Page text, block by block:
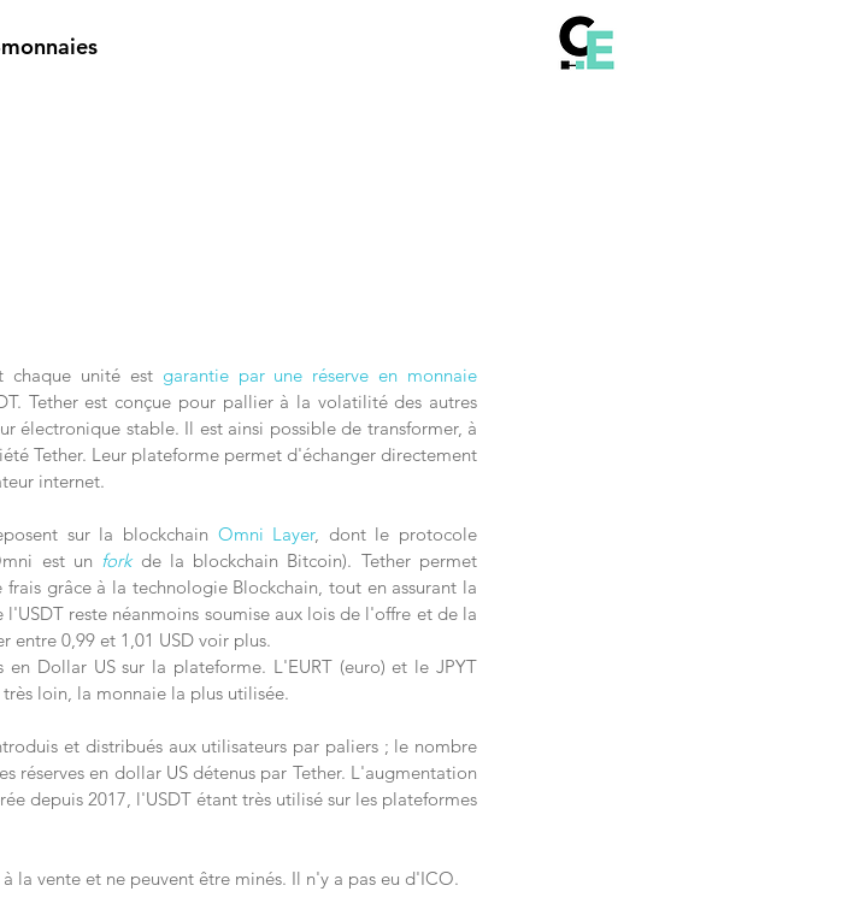
chaque unité est garantie par une réserve en monnaie
Tether est conçue pour pallier à la volatilité des autres
électronique stable. Il est ainsi possible de transformer, à
Tether. Leur plateforme permet d'échanger directement
internet.
sur la blockchain Omni Layer, dont le protocole
est un fork de la blockchain Bitcoin). Tether permet
grâce à la technologie Blockchain, tout en assurant la
reste néanmoins soumise aux lois de l'offre et de la
entre 0,99 et 1,01 USD voir plus.
Dollar US sur la plateforme. L'EURT (euro) et le JPYT
loin, la monnaie la plus utilisée.
et distribués aux utilisateurs par paliers ; le nombre
réserves en dollar US détenus par Tether. L'augmentation
depuis 2017, l'USDT étant très utilisé sur les plateformes
la vente et ne peuvent être minés. Il n'y a pas eu d'ICO.